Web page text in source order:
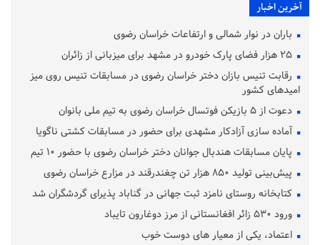
آخرین اخبار
باران در نوار شمالی و ارتفاعات خراسان رضوی
رقابت تنیس بازان دختر خراسان رضوی در مسابقات تنیس روی میز
امیدهای کشور
دعوت از ۵ بازیکن فوتسال خراسان رضوی به تیم ملی بانوان
آماده‌ سازی آزادکار مشهدی برای حضور در مسابقات کشتی ناگویا
پایان مسابقات هندبال جوانان دختر خراسان رضوی با حضور ۱۰ تیم
پیش‌بینی تولید ۸۵۰ هزار تن چغندرقند در مزارع خراسان رضوی
کتابخانه روستای نامزد ثبت جهانی در گناباد پذیرای گردشگران شد
ورود ۵۳۰ زائر افغانستانی از مرز دوغارون تایباد
اعتماد، یکی از معیار های دوست خوب